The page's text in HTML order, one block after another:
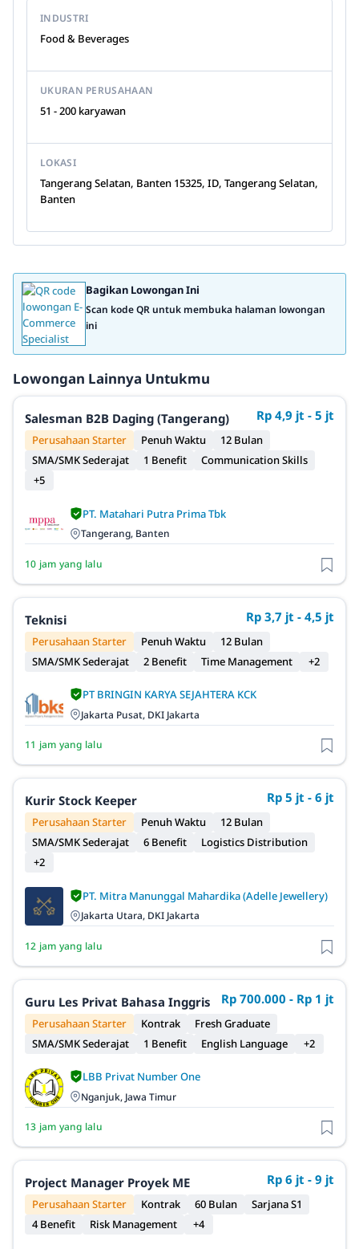
INDUSTRI
Food & Beverages
UKURAN PERUSAHAAN
51 - 200 karyawan
LOKASI
Tangerang Selatan, Banten 15325, ID, Tangerang Selatan,
Banten
Bagikan Lowongan Ini
Scan kode QR untuk membuka halaman lowongan
ini
Lowongan Lainnya Untukmu
Salesman B2B Daging (Tangerang) Rp 4,9 jt - 5 jt
Perusahaan Starter Penuh Waktu
12 Bulan
SMA/SMK Sederajat
1 Benefit
Communication Skills
+5
PT. Matahari Putra Prima Tbk
Tangerang, Banten
10 jam yang lalu
Teknisi Rp 3,7 jt - 4,5 jt
Perusahaan Starter Penuh Waktu
12 Bulan
SMA/SMK Sederajat
2 Benefit Time Management +2
PT BRINGIN KARYA SEJAHTERA KCK
Jakarta Pusat, DKI Jakarta
11 jam yang lalu
Kurir Stock Keeper Rp 5 jt - 6 jt
Perusahaan Starter Penuh Waktu
12 Bulan
SMA/SMK Sederajat
6 Benefit
Logistics Distribution
+2
PT. Mitra Manunggal Mahardika (Adelle Jewellery)
Jakarta Utara, DKI Jakarta
12 jam yang lalu
Guru Les Privat Bahasa Inggris Rp 700.000 - Rp 1 jt
Perusahaan Starter Kontrak
Fresh Graduate
SMA/SMK Sederajat
1 Benefit English Language +2
LBB Privat Number One
Nganjuk, Jawa Timur
13 jam yang lalu
Project Manager Proyek ME Rp 6 jt - 9 jt
Perusahaan Starter Kontrak 60 Bulan
Sarjana S1
4 Benefit
Risk Management +4